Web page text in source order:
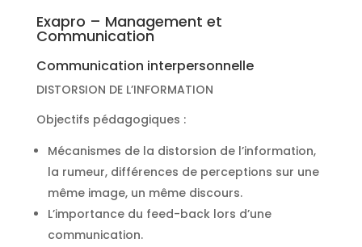
Exapro – Management et
Communication
Communication interpersonnelle
DISTORSION DE L’INFORMATION
Objectifs pédagogiques :
Mécanismes de la distorsion de l’information,
la rumeur, différences de perceptions sur une
même image, un même discours.
L’importance du feed-back lors d’une
communication.